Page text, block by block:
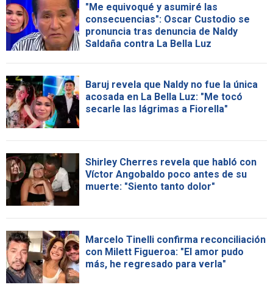
"Me equivoqué y asumiré las
consecuencias": Oscar Custodio se
pronuncia tras denuncia de Naldy
Saldaña contra La Bella Luz
Baruj revela que Naldy no fue la única
acosada en La Bella Luz: "Me tocó
secarle las lágrimas a Fiorella"
Shirley Cherres revela que habló con
Víctor Angobaldo poco antes de su
muerte: "Siento tanto dolor"
Marcelo Tinelli confirma reconciliación
con Milett Figueroa: "El amor pudo
más, he regresado para verla"